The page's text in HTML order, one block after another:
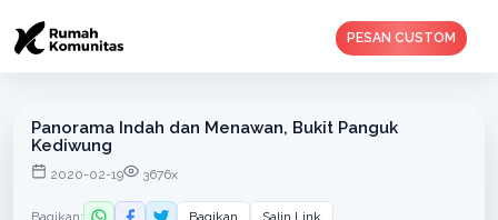
PESAN CUSTOM
Panorama Indah dan Menawan, Bukit Panguk
Kediwung
2020-02-19 3676x
Bagikan: Bagikan Salin Link